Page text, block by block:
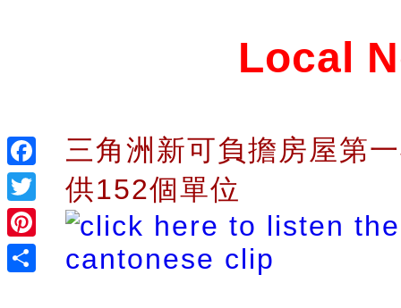
Facebook
Twitter
Pinterest
Local
三角洲新可負擔房屋第
供152個單位